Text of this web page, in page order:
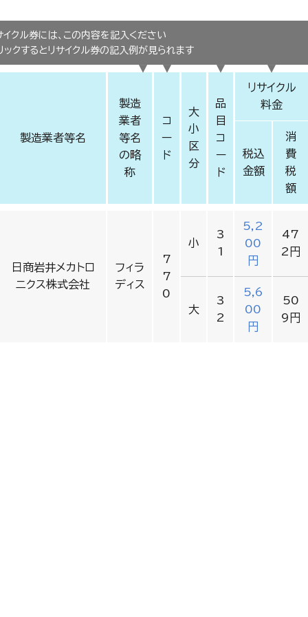
冷蔵庫・冷凍庫
イクル券には、この内容を記入ください
ックするとリサイクル券の記入例が見られます
製造業者等名
製造
業者
等名
の略
称
コ
ー
ド
大
小
区
分
品
目
コ
ー
ド
リサイクル
料金
税込
金額
消
費
税
額
日商岩井メカトロ
ニクス株式会社
フィラ
ディス
7
7
0
小
3
1
5,2
00
円
47
2円
大
3
2
5,6
00
円
50
9円